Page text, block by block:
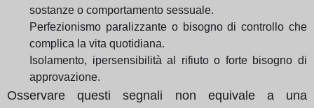
sostanze o comportamento sessuale.
Perfezionismo paralizzante o bisogno di controllo che
complica la vita quotidiana.
Isolamento, ipersensibilità al rifiuto o forte bisogno di
approvazione.
Osservare questi segnali non equivale a una